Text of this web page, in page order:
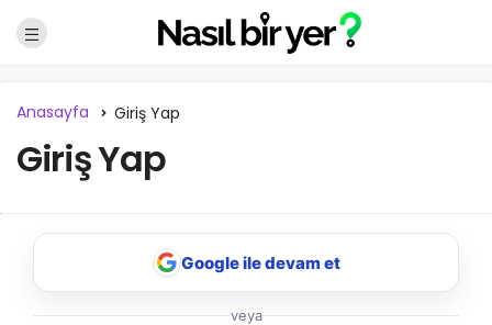
Anasayfa Giriş Yap
Giriş Yap
Google ile devam et
veya